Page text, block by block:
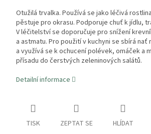
Otužilá trvalka. Používá se jako léčivá
pěstuje pro okrasu. Podporuje chuť k jídlu,
V léčitelství se doporučuje pro snížení
a astmatu. Pro použití v kuchyni se sbírá nať
a využívá se k ochucení polévek, omáček a
přísadu do čerstvých zeleninových salátů.
Detailní informace
TISK ZEPTAT SE HLÍDAT